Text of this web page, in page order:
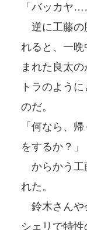
「バッカヤ
逆に工藤の
れると、一
まれた良太
トラのよう
のだ。
「何なら、
をするか？」
からかう工
れた。
鈴木さんや
シェリで特